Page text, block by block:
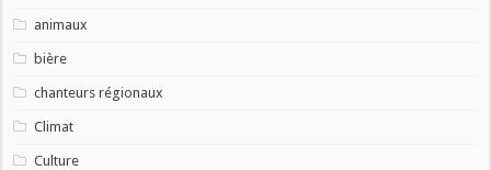
animaux
bière
chanteurs régionaux
Climat
Culture